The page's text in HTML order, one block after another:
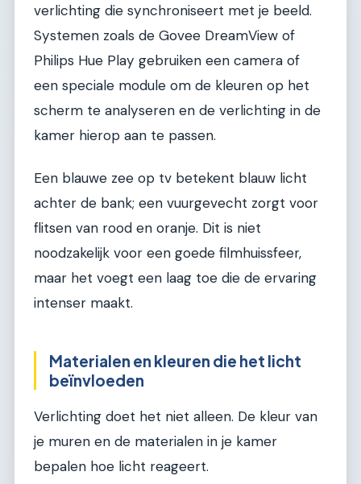
verlichting die synchroniseert met je beeld.
Systemen zoals de Govee DreamView of
Philips Hue Play gebruiken een camera of
een speciale module om de kleuren op het
scherm te analyseren en de verlichting in de
kamer hierop aan te passen.
Een blauwe zee op tv betekent blauw licht
achter de bank; een vuurgevecht zorgt voor
flitsen van rood en oranje. Dit is niet
noodzakelijk voor een goede filmhuissfeer,
maar het voegt een laag toe die de ervaring
intenser maakt.
Materialen en kleuren die het licht
beïnvloeden
Verlichting doet het niet alleen. De kleur van
je muren en de materialen in je kamer
bepalen hoe licht reageert.